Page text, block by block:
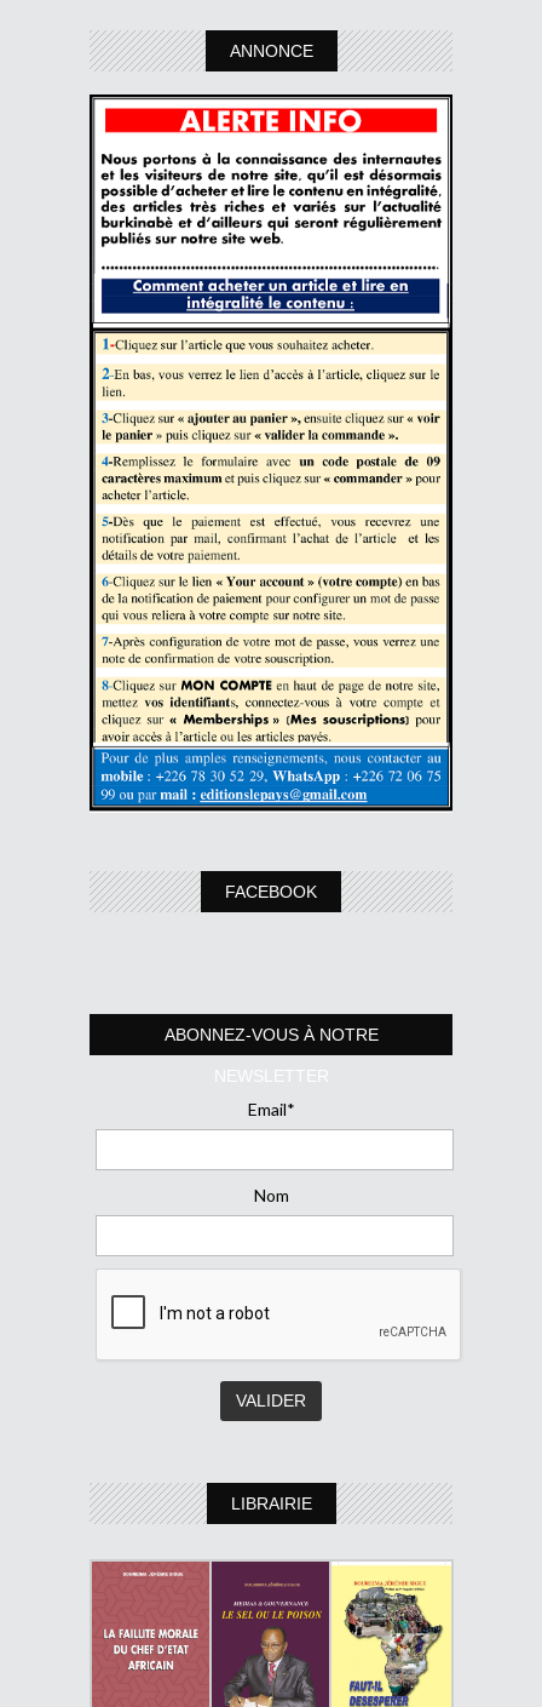
ANNONCE
FACEBOOK
ABONNEZ-VOUS À NOTRE
NEWSLETTER
Email*
Nom
LIBRAIRIE